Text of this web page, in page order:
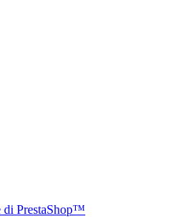
di PrestaShop™